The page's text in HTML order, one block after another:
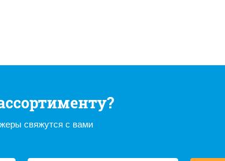
свяжутся с вами